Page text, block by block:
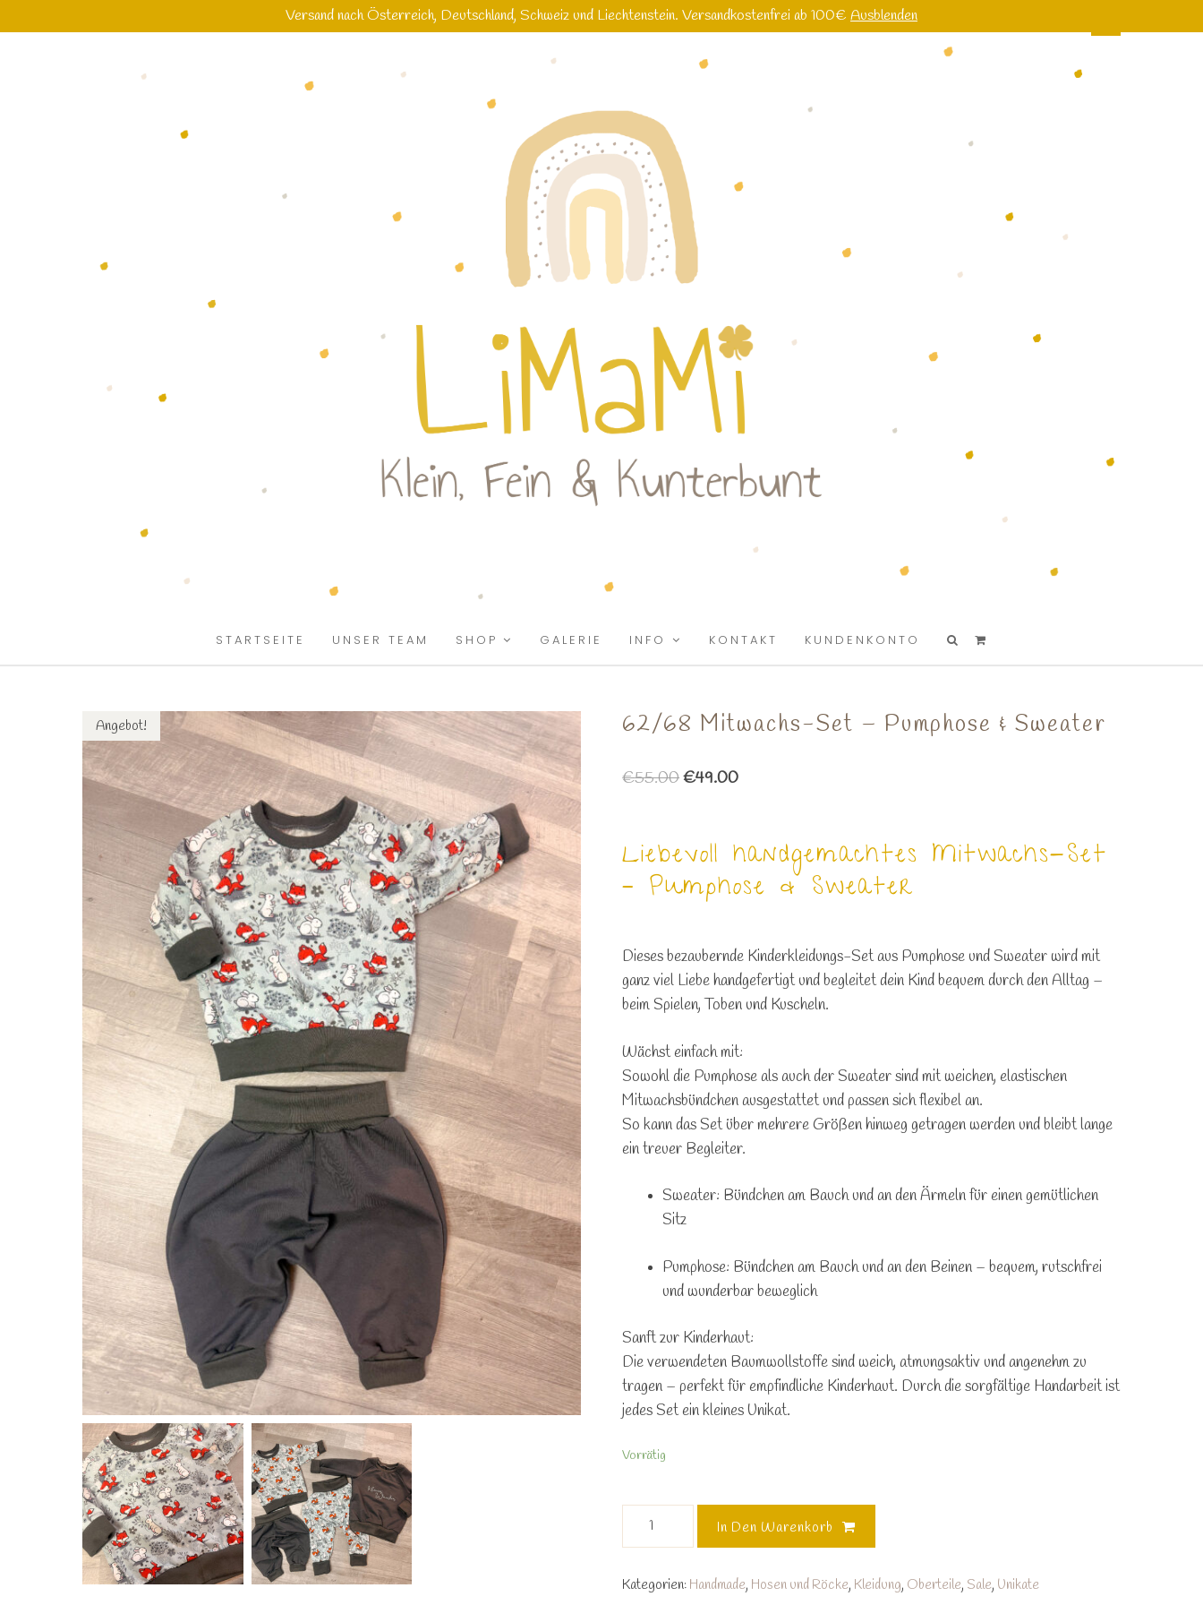
STARTSEITE
UNSER TEAM SHOP GALERIE INFO KONTAKT KUNDENKONTO
Angebot! 62/68 Mitwachs-Set – Pumphose & Sweater
€55.00€49.00
Liebevoll handgemachtes Mitwachs-Set
– Pumphose & Sweater
Dieses bezaubernde Kinderkleidungs-Set aus Pumphose und Sweaterwird mit
ganz viel Liebe handgefertigt und begleitet dein Kind bequem durch den Alltag –
beim Spielen, Toben und Kuscheln.
Wächst einfach mit:
Sowohl die Pumphose als auch der Sweatersind mit weichen, elastischen
Mitwachsbündchenausgestattet und passen sich flexibel an.
So kann das Set über mehrere Größen hinweg getragen werden und bleibt lange
ein treuer Begleiter.
Sweater: Bündchen am Bauchund an denÄrmelnfür einen gemütlichen
Sitz
Pumphose: Bündchen am Bauchund an den Beinen – bequem, rutschfrei
und wunderbar beweglich
Sanft zur Kinderhaut:
Die verwendeten Baumwollstoffesind weich, atmungsaktiv und angenehm zu
tragen – perfekt für empfindliche Kinderhaut. Durch die sorgfältige Handarbeit ist
jedes Set ein kleines Unikat.
Vorrätig
–
In Den Warenkorb
Kategorien: Handmade, Hosen und Röcke, Kleidung, Oberteile, Sale, Unikate
Versand nach Österreich, Deutschland, Schweiz und Liechtenstein. Versandkostenfrei ab 100€ Ausblenden